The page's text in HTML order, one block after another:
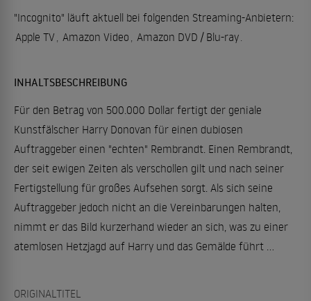
"Incognito" läuft aktuell bei folgenden Streaming-Anbietern:
Apple TV, Amazon Video , Amazon DVD / Blu-ray.
INHALTSBESCHREIBUNG
Für den Betrag von 500.000 Dollar fertigt der geniale
Kunstfälscher Harry Donovan für einen dubiosen
Auftraggeber einen "echten" Rembrandt. Einen Rembrandt,
der seit ewigen Zeiten als verschollen gilt und nach seiner
Fertigstellung für großes Aufsehen sorgt. Als sich seine
Auftraggeber jedoch nicht an die Vereinbarungen halten,
nimmt er das Bild kurzerhand wieder an sich, was zu einer
atemlosen Hetzjagd auf Harry und das Gemälde führt ...
ORIGINALTITEL